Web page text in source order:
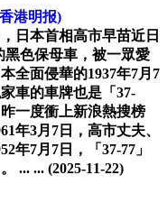
港明报)
日本首相高市早苗近日
黑色保母車，被一眾愛
全面侵華的1937年7月7
車的車牌也是「37-
一度衝上新浪熱搜榜
年3月7日，高市丈夫、
年7月7日，「37-77」
... ... (2025-11-22)